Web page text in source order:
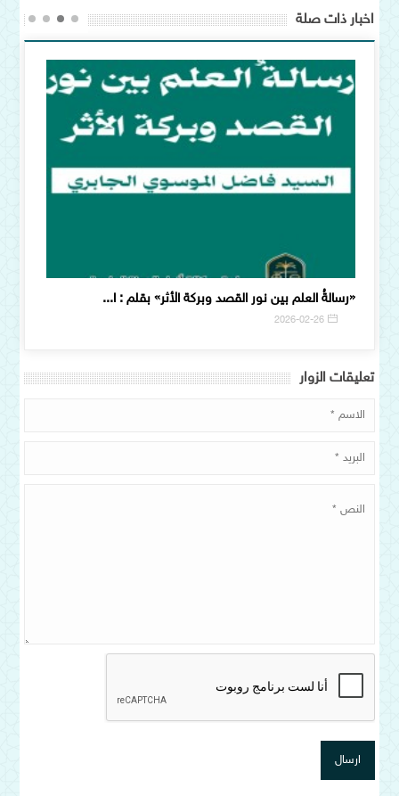
اخبار ذات صلة
«رسالةُ العلم بين نور القصد وبركة الأثر» بقلم : ا...
2026-02-26
تعلیقات الزوار